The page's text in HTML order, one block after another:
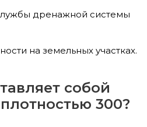
дренажной системы
на земельных участках.
собой
300?